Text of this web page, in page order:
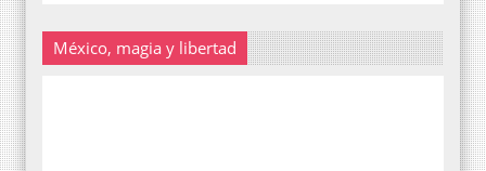
México, magia y libertad